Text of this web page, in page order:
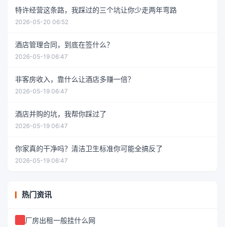
特许经营这条路，我踩过的三个坑让你少走两年弯路
2026-05-20 06:52
酒店管理合同，到底在签什么？
2026-05-19 06:47
非客房收入，靠什么让酒店多赚一倍？
2026-05-19 06:47
酒店并购的坑，我帮你踩过了
2026-05-19 06:47
你家真的干净吗？清洁卫生标准你可能全搞反了
2026-05-19 06:47
热门资讯
厂房出租一般挂什么网